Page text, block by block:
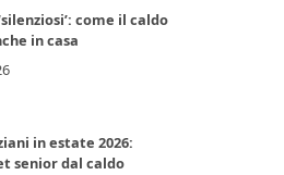
come il caldo
in casa
in estate 2026:
senior dal caldo